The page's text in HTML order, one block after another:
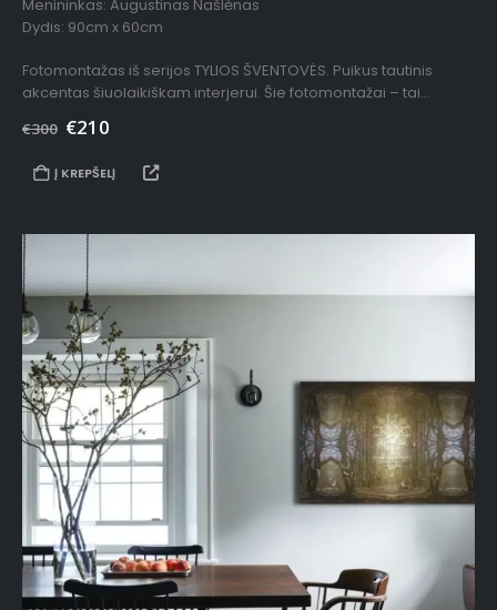
Menininkas: Augustinas Našlėnas
Dydis: 90cm x 60cm
Fotomontažas iš serijos TYLIOS ŠVENTOVĖS. Puikus tautinis
akcentas šiuolaikiškam interjerui. Šie fotomontažai – tai
ŠVENTOVĖS filmo. Juose matomi…
€300 €210
Į KREPŠELĮ